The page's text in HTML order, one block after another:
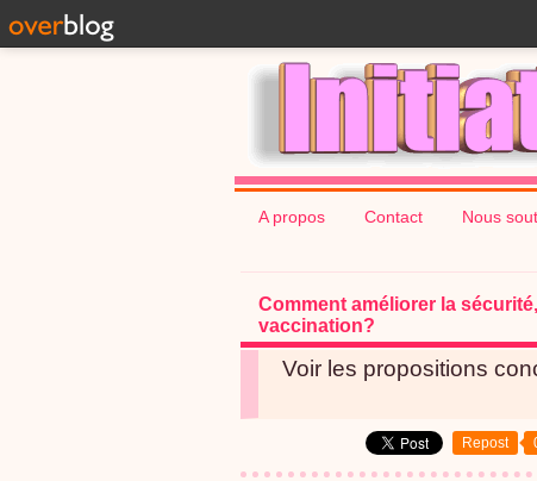
A propos Contact Nous
Comment améliorer la
vaccination?
Voir les propositions
Repost